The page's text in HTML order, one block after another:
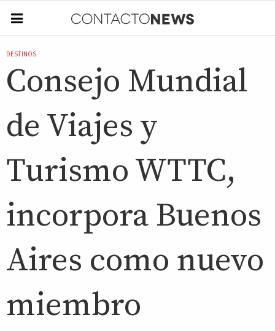
DESTINOS
Consejo Mundial
de Viajes y
Turismo WTTC,
incorpora Buenos
Aires como nuevo
miembro